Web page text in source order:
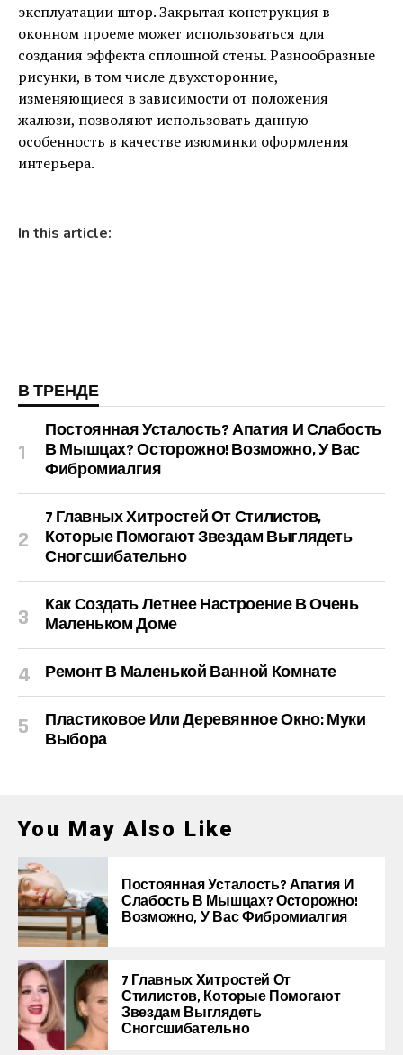
эксплуатации штор. Закрытая конструкция в
оконном проеме может использоваться для
создания эффекта сплошной стены. Разнообразные
рисунки, в том числе двухсторонние,
изменяющиеся в зависимости от положения
жалюзи, позволяют использовать данную
особенность в качестве изюминки оформления
интерьера.
In this article:
В ТРЕНДЕ
Постоянная Усталость? Апатия И Слабость
В Мышцах? Осторожно! Возможно, У Вас
Фибромиалгия
7 Главных Хитростей От Стилистов,
Которые Помогают Звездам Выглядеть
Сногсшибательно
Как Создать Летнее Настроение В Очень
Маленьком Доме
Ремонт В Маленькой Ванной Комнате
Пластиковое Или Деревянное Окно: Муки
Выбора
You May Also Like
Постоянная Усталость? Апатия И
Слабость В Мышцах? Осторожно!
Возможно, У Вас Фибромиалгия
7 Главных Хитростей От
Стилистов, Которые Помогают
Звездам Выглядеть
Сногсшибательно